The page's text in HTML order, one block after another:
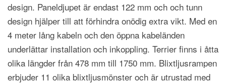
design. Paneldjupet är endast 122 mm och och tunn
design hjälper till att förhindra onödig extra vikt. Med en
4 meter lång kabeln och den öppna kabeländen
underlättar installation och inkoppling. Terrier finns i åtta
olika längder från 478 mm till 1750 mm. Blixtljusrampen
erbjuder 11 olika blixtljusmönster och är utrustad med